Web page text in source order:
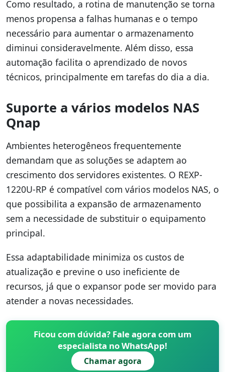
Como resultado, a rotina de manutenção se torna
menos propensa a falhas humanas e o tempo
necessário para aumentar o armazenamento
diminui consideravelmente. Além disso, essa
automação facilita o aprendizado de novos
técnicos, principalmente em tarefas do dia a dia.
Suporte a vários modelos NAS
Qnap
Ambientes heterogêneos frequentemente
demandam que as soluções se adaptem ao
crescimento dos servidores existentes. O REXP-
1220U-RP é compatível com vários modelos NAS, o
que possibilita a expansão de armazenamento
sem a necessidade de substituir o equipamento
principal.
Essa adaptabilidade minimiza os custos de
atualização e previne o uso ineficiente de
recursos, já que o expansor pode ser movido para
atender a novas necessidades.
Ficou com dúvida? Fale agora com um
especialista no WhatsApp!
Chamar agora